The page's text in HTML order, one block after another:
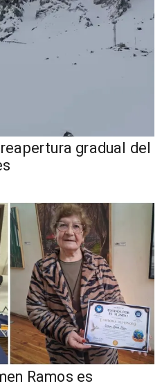
gradual del
Ramos es